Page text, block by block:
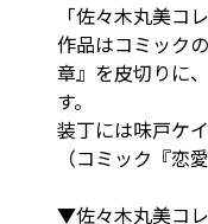
「佐々木丸美コ
作品はコミック
章』を皮切りに
す。
装丁には味戸ケ
（コミック『恋
▼佐々木丸美コ